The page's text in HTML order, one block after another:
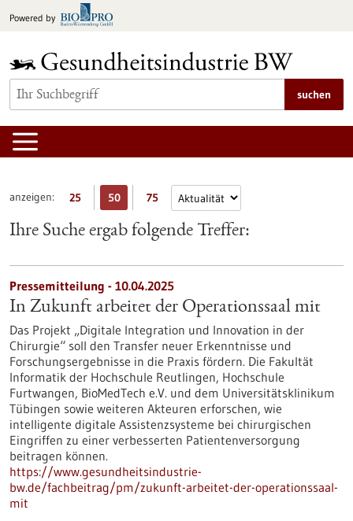
Inhalt
Powered by
suchen
anzeigen: 25 50 75
Ihre Suche ergab folgende Treffer:
Pressemitteilung - 10.04.2025
In Zukunft arbeitet der Operationssaal mit
Das Projekt „Digitale Integration und Innovation in der
Chirurgie“ soll den Transfer neuer Erkenntnisse und
Forschungsergebnisse in die Praxis fördern. Die Fakultät
Informatik der Hochschule Reutlingen, Hochschule
Furtwangen, BioMedTech e.V. und dem Universitätsklinikum
Tübingen sowie weiteren Akteuren erforschen, wie
intelligente digitale Assistenzsysteme bei chirurgischen
Eingriffen zu einer verbesserten Patientenversorgung
beitragen können.
https://www.gesundheitsindustrie-
bw.de/fachbeitrag/pm/zukunft-arbeitet-der-operationssaal-
mit